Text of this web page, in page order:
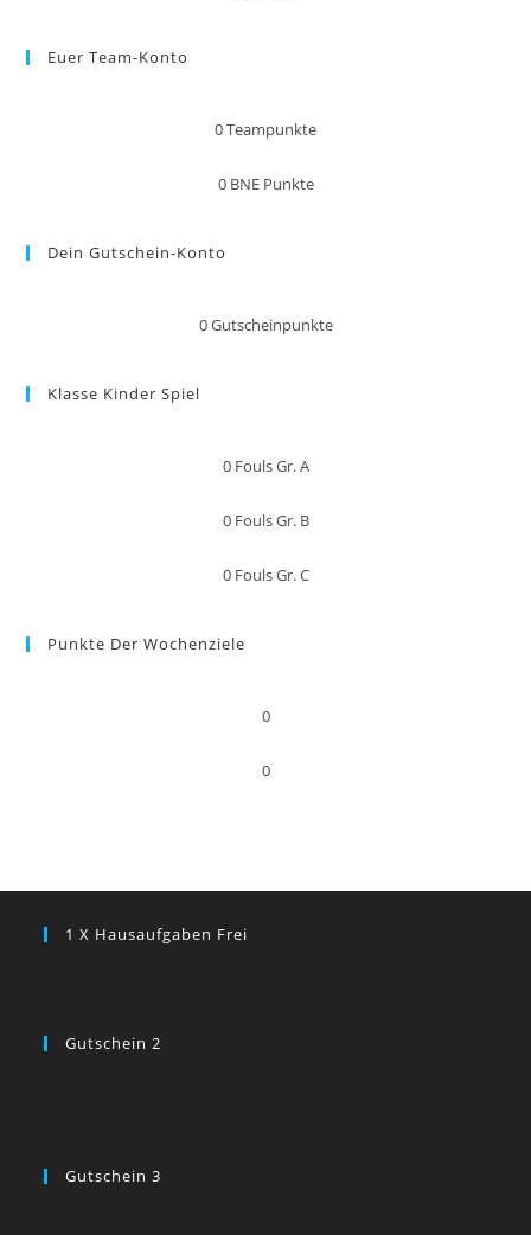
Euer Team-Konto
0Teampunkte
0 BNE Punkte
Dein Gutschein-Konto
0Gutscheinpunkte
Klasse Kinder Spiel
0 Fouls Gr. A
0 Fouls Gr. B
0 Fouls Gr. C
Punkte Der Wochenziele
0
0
1 X Hausaufgaben Frei
Gutschein 2
Gutschein 3